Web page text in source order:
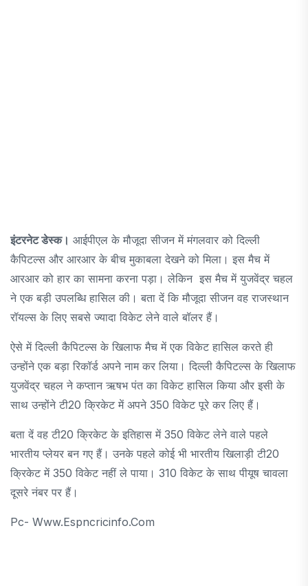
इंटरनेट डेस्क। आईपीएल के मौजूदा सीजन में मंगलवार को दिल्ली
कैपिटल्स और आरआर के बीच मुकाबला देखने को मिला। इस मैच में
आरआर को हार का सामना करना पड़ा। लेकिन इस मैच में युजवेंद्र चहल
ने एक बड़ी उपलब्धि हासिल की। बता दें कि मौजूदा सीजन वह राजस्थान
रॉयल्स के लिए सबसे ज्यादा विकेट लेने वाले बॉलर हैं।
ऐसे में दिल्ली कैपिटल्स के खिलाफ मैच में एक विकेट हासिल करते ही
उन्होंने एक बड़ा रिकॉर्ड अपने नाम कर लिया। दिल्ली कैपिटल्स के खिलाफ
युजवेंद्र चहल ने कप्तान ऋषभ पंत का विकेट हासिल किया और इसी के
साथ उन्होंने टी20 क्रिकेट में अपने 350 विकेट पूरे कर लिए हैं।
बता दें वह टी20 क्रिकेट के इतिहास में 350 विकेट लेने वाले पहले
भारतीय प्लेयर बन गए हैं। उनके पहले कोई भी भारतीय खिलाड़ी टी20
क्रिकेट में 350 विकेट नहीं ले पाया। 310 विकेट के साथ पीयूष चावला
दूसरे नंबर पर हैं।
Pc- Www.espncricinfo.com